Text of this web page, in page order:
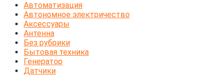
Автоматизация
Автономное электричество
Аксессуары
Антенна
Без рубрики
Бытовая техника
Генератор
Датчики